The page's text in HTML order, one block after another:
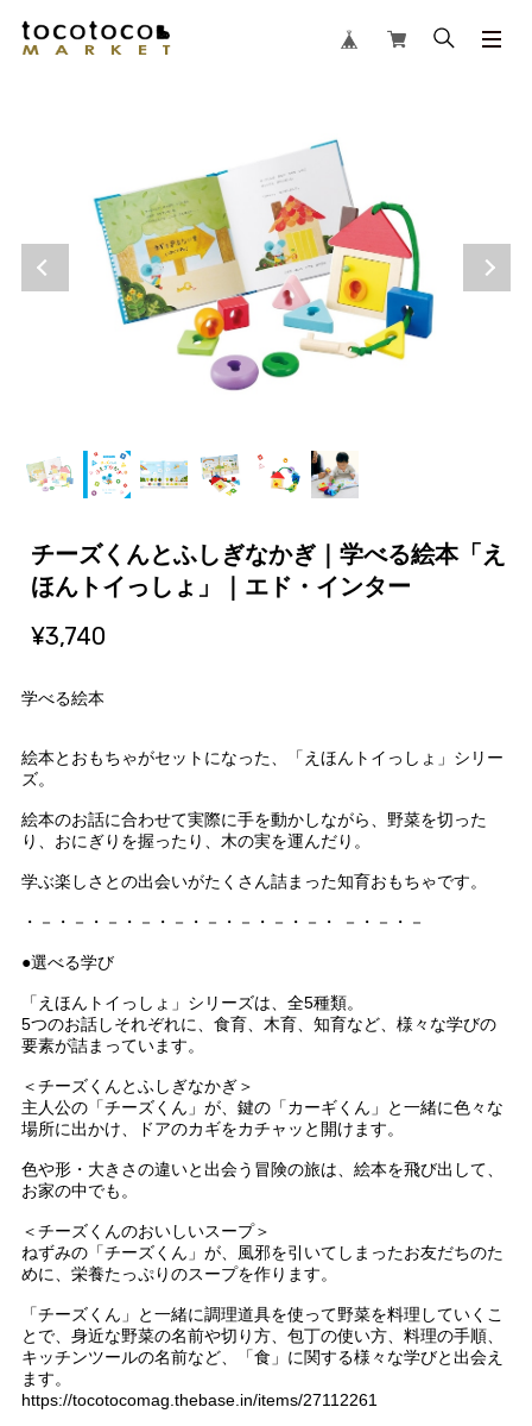
チーズくんとふしぎなかぎ｜学べる絵本「え
ほんトイっしょ」｜エド・インター
¥3,740
学べる絵本
絵本とおもちゃがセットになった、「えほんトイっしょ」シリー
ズ。
絵本のお話に合わせて実際に手を動かしながら、野菜を切った
り、おにぎりを握ったり、木の実を運んだり。
学ぶ楽しさとの出会いがたくさん詰まった知育おもちゃです。
・－・－・－・－・－・－・－・－・－・ －・－・－
●選べる学び
「えほんトイっしょ」シリーズは、全5種類。
5つのお話しそれぞれに、食育、木育、知育など、様々な学びの
要素が詰まっています。
＜チーズくんとふしぎなかぎ＞
主人公の「チーズくん」が、鍵の「カーギくん」と一緒に色々な
場所に出かけ、ドアのカギをカチャッと開けます。
色や形・大きさの違いと出会う冒険の旅は、絵本を飛び出して、
お家の中でも。
＜チーズくんのおいしいスープ＞
ねずみの「チーズくん」が、風邪を引いてしまったお友だちのた
めに、栄養たっぷりのスープを作ります。
「チーズくん」と一緒に調理道具を使って野菜を料理していくこ
とで、身近な野菜の名前や切り方、包丁の使い方、料理の手順、
キッチンツールの名前など、「食」に関する様々な学びと出会え
ます。
https://tocotocomag.thebase.in/items/27112261